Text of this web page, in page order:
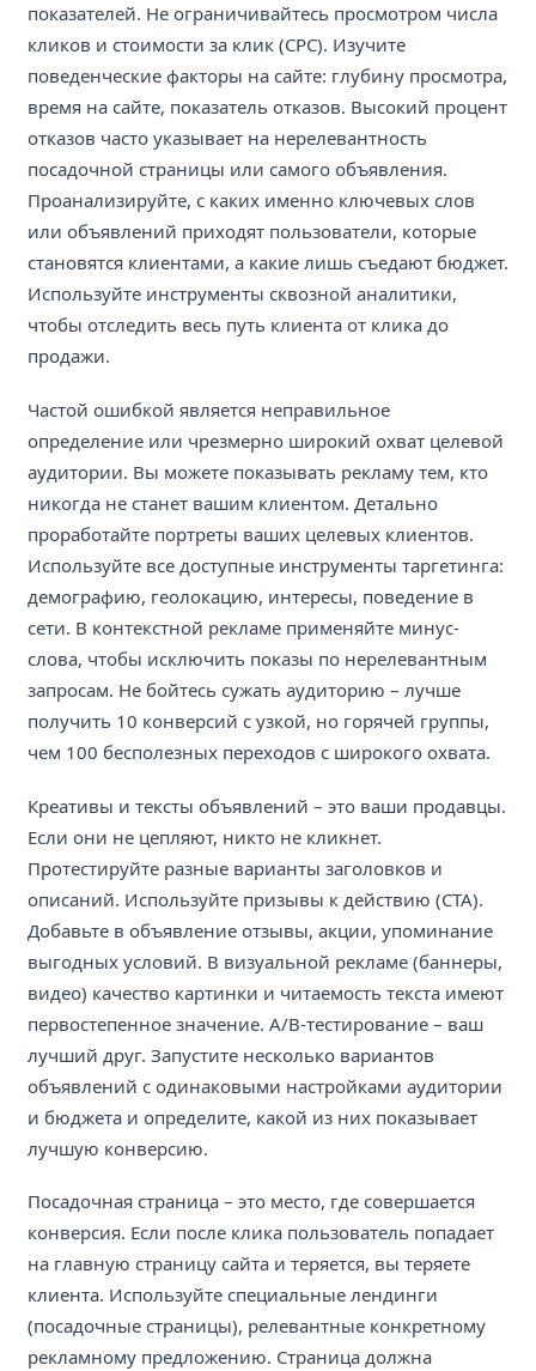
показателей. Не ограничивайтесь просмотром числа
кликов и стоимости за клик (CPC). Изучите
поведенческие факторы на сайте: глубину просмотра,
время на сайте, показатель отказов. Высокий процент
отказов часто указывает на нерелевантность
посадочной страницы или самого объявления.
Проанализируйте, с каких именно ключевых слов
или объявлений приходят пользователи, которые
становятся клиентами, а какие лишь съедают бюджет.
Используйте инструменты сквозной аналитики,
чтобы отследить весь путь клиента от клика до
продажи.
Частой ошибкой является неправильное
определение или чрезмерно широкий охват целевой
аудитории. Вы можете показывать рекламу тем, кто
никогда не станет вашим клиентом. Детально
проработайте портреты ваших целевых клиентов.
Используйте все доступные инструменты таргетинга:
демографию, геолокацию, интересы, поведение в
сети. В контекстной рекламе применяйте минус-
слова, чтобы исключить показы по нерелевантным
запросам. Не бойтесь сужать аудиторию – лучше
получить 10 конверсий с узкой, но горячей группы,
чем 100 бесполезных переходов с широкого охвата.
Креативы и тексты объявлений – это ваши продавцы.
Если они не цепляют, никто не кликнет.
Протестируйте разные варианты заголовков и
описаний. Используйте призывы к действию (CTA).
Добавьте в объявление отзывы, акции, упоминание
выгодных условий. В визуальной рекламе (баннеры,
видео) качество картинки и читаемость текста имеют
первостепенное значение. A/B-тестирование – ваш
лучший друг. Запустите несколько вариантов
объявлений с одинаковыми настройками аудитории
и бюджета и определите, какой из них показывает
лучшую конверсию.
Посадочная страница – это место, где совершается
конверсия. Если после клика пользователь попадает
на главную страницу сайта и теряется, вы теряете
клиента. Используйте специальные лендинги
(посадочные страницы), релевантные конкретному
рекламному предложению. Страница должна